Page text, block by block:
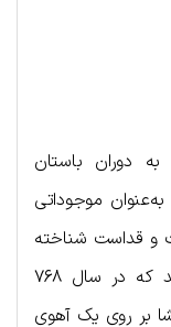
دوران باستان
به‌عنوان موجوداتی
و قداست شناخته
می‌شدند. افسانه‌ای قدیمی روایت می‌کند که در سال ۷۶۸
بر روی یک آهوی